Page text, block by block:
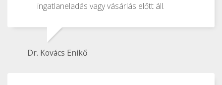
ingatlaneladás vagy vásárlás előtt áll.
Dr. Kovács Enikő